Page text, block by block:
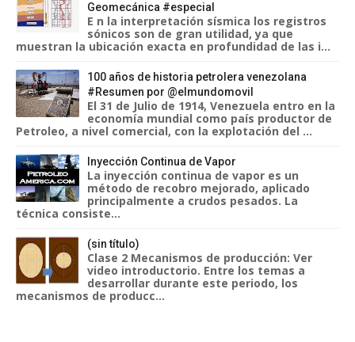
Geomecánica #especial
E n la interpretación sísmica los registros
sónicos son de gran utilidad, ya que
muestran la ubicación exacta en profundidad de las i...
100 años de historia petrolera venezolana
#Resumen por @elmundomovil
El 31 de Julio de 1914, Venezuela entro en la
economía mundial como país productor de
Petroleo, a nivel comercial, con la explotación del ...
Inyección Continua de Vapor
La inyección continua de vapor es un
método de recobro mejorado, aplicado
principalmente a crudos pesados. La
técnica consiste...
(sin título)
Clase 2 Mecanismos de producción: Ver
video introductorio. Entre los temas a
desarrollar durante este periodo, los
mecanismos de producc...